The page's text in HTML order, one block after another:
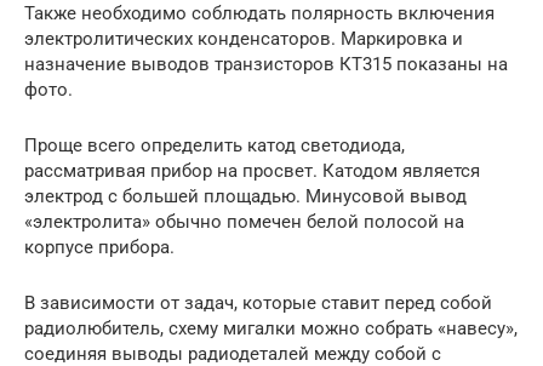
Также необходимо соблюдать полярность включения
электролитических конденсаторов. Маркировка и
назначение выводов транзисторов КТ315 показаны на
фото.
Проще всего определить катод светодиода,
рассматривая прибор на просвет. Катодом является
электрод с большей площадью. Минусовой вывод
«электролита» обычно помечен белой полосой на
корпусе прибора.
В зависимости от задач, которые ставит перед собой
радиолюбитель, схему мигалки можно собрать «навесу»,
соединяя выводы радиодеталей между собой с